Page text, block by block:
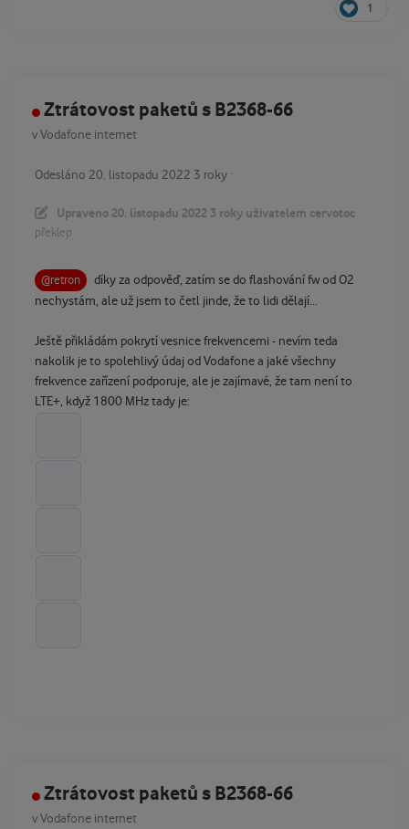
1
Ztrátovost paketů s B2368-66
vVodafone internet
Odesláno 20. listopadu 2022 3 roky ·
Upraveno 20. listopadu 2022 3 roky uživatelem cervotoc
překlep
@retron
díky za odpověď, zatím se do flashování fw od O2
nechystám, ale už jsem to četl jinde, že to lidi dělají...
Ještě přikládám pokrytí vesnice frekvencemi - nevím teda
nakolik je to spolehlivý údaj od Vodafone a jaké všechny
frekvence zařízení podporuje, ale je zajímavé, že tam není to
LTE+, když 1800 MHz tady je:
Ztrátovost paketů s B2368-66
vVodafone internet